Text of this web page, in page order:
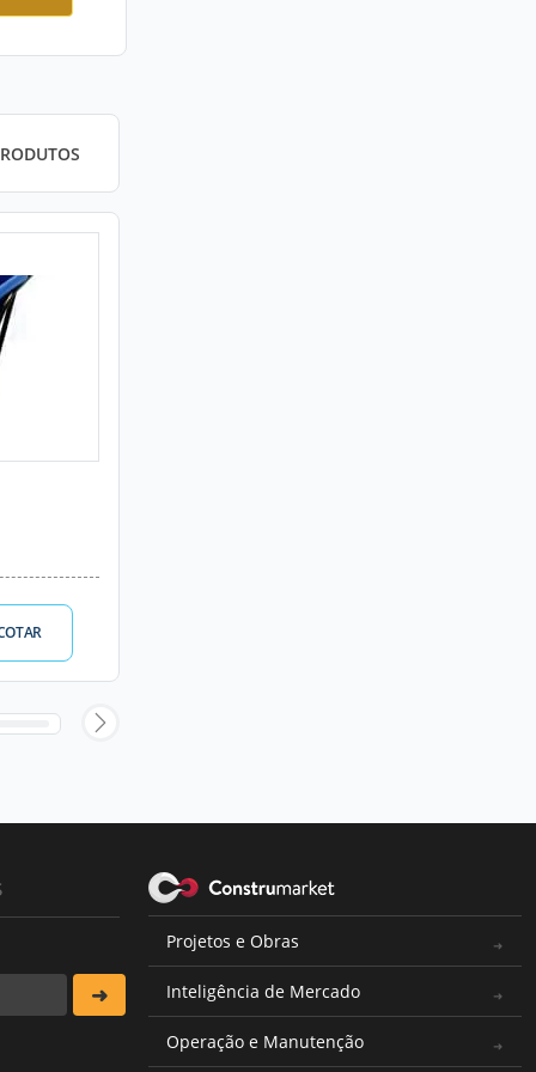
Projetos e Obras
Inteligência de Mercado
Operação e Manutenção